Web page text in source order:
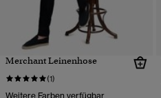
Merchant Leinenhose
(1)
Weitere Farben verfügbar